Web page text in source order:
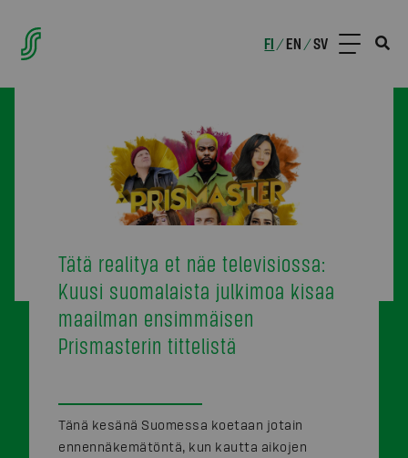
FI /EN /SV
Tätä realitya et näe televisiossa:
Kuusi suomalaista julkimoa kisaa
maailman ensimmäisen
Prismasterin tittelistä
Tänä kesänä Suomessa koetaan jotain
ennennäkemätöntä, kun kautta aikojen